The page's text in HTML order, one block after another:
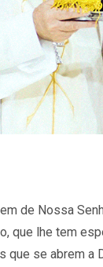
de Nossa
que lhe tem
se abrem a